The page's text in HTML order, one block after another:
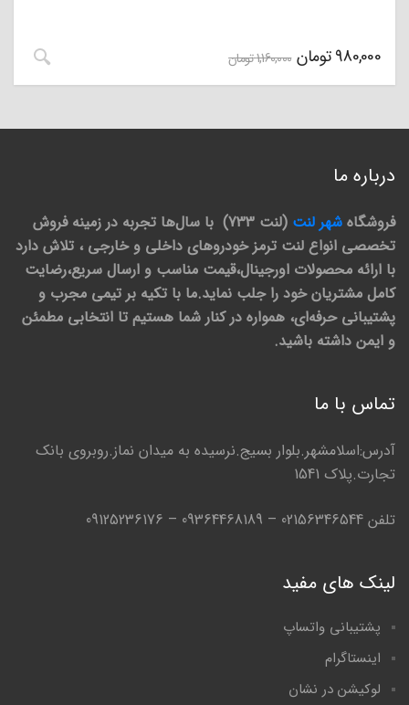
980,000تومان 1,160,000تومان
درباره ما
فروشگاه شهر لنت
(لنت 733) با سال‌ها تجربه در زمینه فروش
تخصصی انواع لنت ترمز خودروهای داخلی و خارجی ، تلاش دارد
با ارائه محصولات اورجینال،قیمت مناسب و ارسال سریع،رضایت
کامل مشتریان خود را جلب نماید.ما با تکیه بر تیمی مجرب و
پشتیبانی حرفه‌ای، همواره در کنار شما هستیم تا انتخابی مطمئن
و ایمن داشته باشید.
تماس با ما
آدرس:اسلامشهر.بلوار بسیج.نرسیده به میدان نماز.روبروی بانک
تجارت.پلاک 1541
تلفن 02156346544 – 09364468189 – 09125236176
لینک های مفید
پشتیبانی واتساپ
اینستاگرام
لوکیشن در نشان